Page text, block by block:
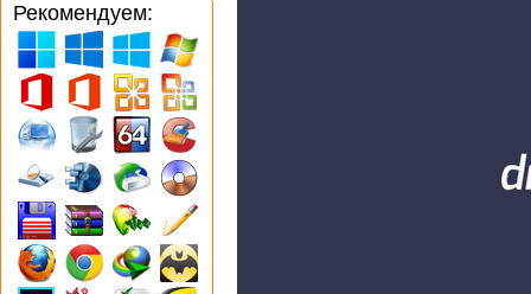
Рекомендуем: